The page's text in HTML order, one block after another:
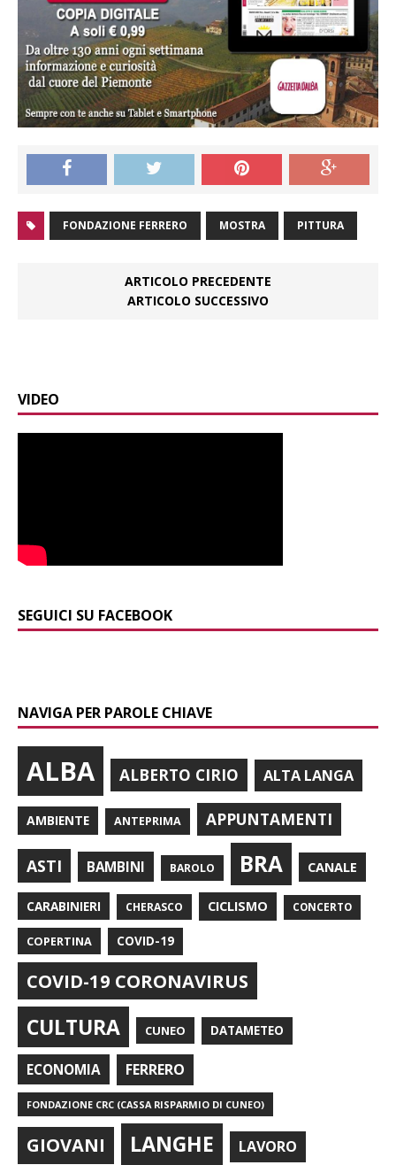
FONDAZIONE FERRERO MOSTRA PITTURA
ARTICOLO PRECEDENTE
ARTICOLO SUCCESSIVO
VIDEO
SEGUICI SU FACEBOOK
NAVIGA PER PAROLE CHIAVE
ALBA ALBERTO CIRIO ALTA LANGA
AMBIENTE ANTEPRIMA APPUNTAMENTI
ASTI BAMBINI BAROLO BRA CANALE
CARABINIERI CHERASCO CICLISMO CONCERTO
COPERTINA COVID-19
COVID-19 CORONAVIRUS
CULTURA CUNEO DATAMETEO
ECONOMIA FERRERO
FONDAZIONE CRC (CASSA RISPARMIO DI CUNEO)
GIOVANI LANGHE LAVORO